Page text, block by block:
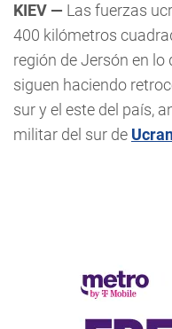
KIEV — Las fuerzas
400 kilómetros
región de Jersón en lo
siguen haciendo
sur y el este del país,
militar del sur de